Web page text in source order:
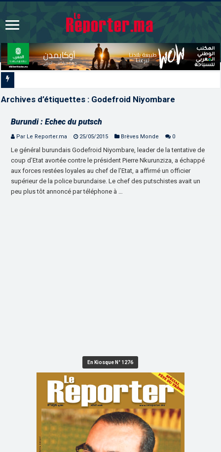
Archives d’étiquettes : Godefroid Niyombare
Burundi : Echec du putsch
Par Le Reporter.ma 25/05/2015 Brèves Monde 0
Le général burundais Godefroid Niyombare, leader de la tentative de
coup d’Etat avortée contre le président Pierre Nkurunziza, a échappé
aux forces restées loyales au chef de l’Etat, a affirmé un officier
supérieur de la police burundaise. Le chef des putschistes avait un
peu plus tôt annoncé par téléphone à …
En Kiosque N° 1276